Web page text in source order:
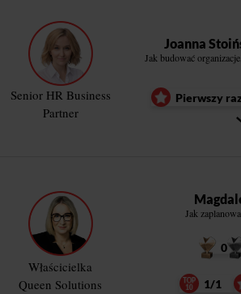
Senior HR Business
Partner
Joanna
Jak budować
Pierwszy
Właścicielka
Queen Solutions
Jak
0
1/1